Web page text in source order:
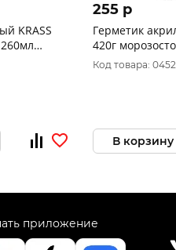
KRASS
255 p
Герметик
420г
Код товара:
В корзину
приложение